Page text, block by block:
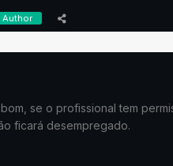
Author
se o profissional tem
ficará desempregado.